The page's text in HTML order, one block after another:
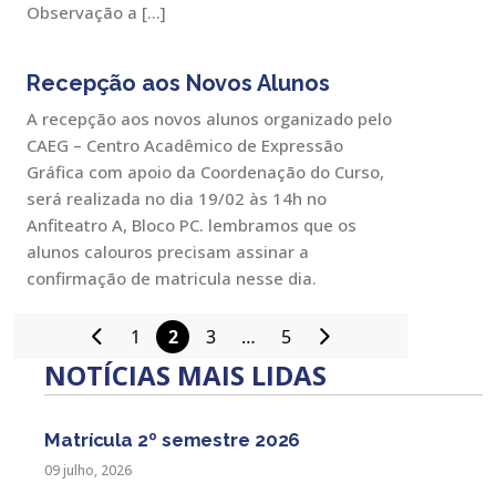
Observação a […]
Recepção aos Novos Alunos
A recepção aos novos alunos organizado pelo
CAEG – Centro Acadêmico de Expressão
Gráfica com apoio da Coordenação do Curso,
será realizada no dia 19/02 às 14h no
Anfiteatro A, Bloco PC. lembramos que os
alunos calouros precisam assinar a
confirmação de matricula nesse dia.
Paginação
de
posts
1 2 3 … 5
NOTÍCIAS MAIS LIDAS
Matrícula 2º semestre 2026
09 julho, 2026